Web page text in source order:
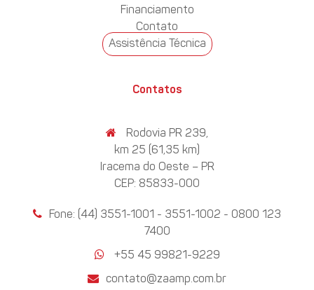
Financiamento
Contato
Assistência Técnica
Contatos
Rodovia PR 239,
km 25 (61,35 km)
Iracema do Oeste – PR
CEP: 85833-000
Fone: (44) 3551-1001 - 3551-1002 - 0800 123
7400
+55 45 99821-9229
contato@zaamp.com.br